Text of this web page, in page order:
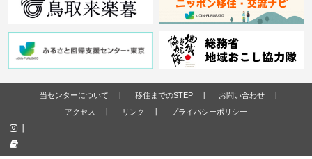
当センターについて 移住までのSTEP
お問い合わせ
アクセス
リンク プライバシーポリシー